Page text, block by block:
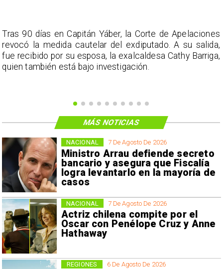
Tras 90 días en Capitán Yáber, la Corte de Apelaciones
revocó la medida cautelar del exdiputado. A su salida,
fue recibido por su esposa, la exalcaldesa Cathy Barriga,
quien también está bajo investigación.
7 De Agosto De 2026
Ministro Arrau defiende secreto
bancario y asegura que Fiscalía
logra levantarlo en la mayoría de
casos
NACIONAL
7 De Agosto De 2026
Actriz chilena compite por el
Oscar con Penélope Cruz y Anne
Hathaway
NACIONAL
6 De Agosto De 2026
REGIONES
MÁS NOTICIAS